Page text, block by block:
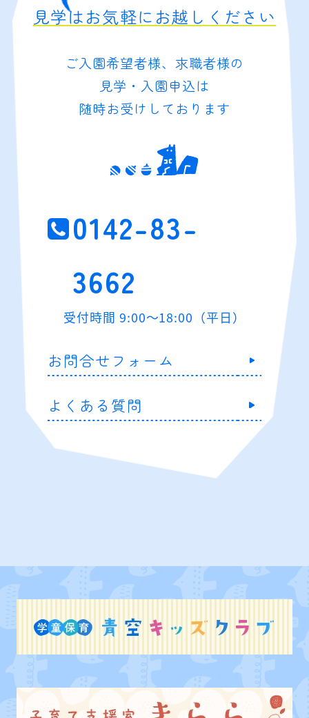
見学はお気軽にお越しください
ご入園希望者様、求職者様の
見学・入園申込は
随時お受けしております
0142-83-
3662
受付時間 9:00～18:00（平日）
お問合せフォーム
よくある質問